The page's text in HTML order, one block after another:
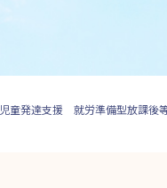
児童発達支援 就労準備型放課後